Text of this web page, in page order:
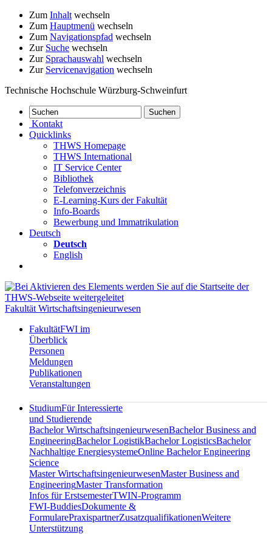
Zum Inhalt wechseln
Zum Hauptmenü wechseln
Zum Navigationspfad wechseln
Zur Suche wechseln
Zur Sprachauswahl wechseln
Zur Servicenavigation wechseln
Technische Hochschule Würzburg-Schweinfurt
Kontakt
Quicklinks
THWS Homepage
THWS International
IT Service Center
Bibliothek
Telefonverzeichnis
E-Learning-Kurs der Fakultät
Info-Boards
Bewerbung und Immatrikulation
Deutsch
Deutsch
English
Fakultät Wirtschaftsingenieurwesen
FakultätFWI im
Überblick
Personen
Meldungen
Publikationen
Veranstaltungen
StudiumFür Interessierte
und Studierende
Bachelor WirtschaftsingenieurwesenBachelor Business and
EngineeringBachelor LogistikBachelor LogisticsBachelor
Nachhaltige EnergiesystemeOnline Bachelor Engineering
Science
Master WirtschaftsingenieurwesenMaster Business and
EngineeringMaster Transformation
Infos für ErstsemesterTWIN-Programm
FWI-BuddiesDokumente &
FormularePraxispartnerZusatzqualifikationenWeitere
Unterstützung